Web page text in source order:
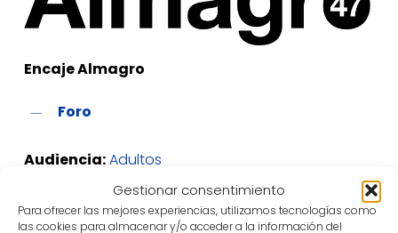
Gestionar consentimiento
Para ofrecer las mejores experiencias, utilizamos tecnologías como
las cookies para almacenar y/o acceder a la información del
Encaje Almagro
Foro
Audiencia:Adultos